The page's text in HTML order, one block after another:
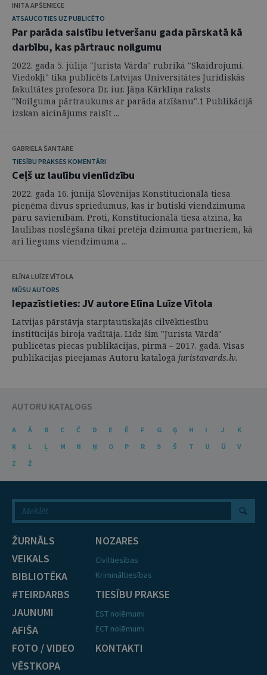
INITA APŠENIECE
ATSAUCOTIES UZ PUBLICĒTO
Par parāda saistību ietveršanu gada pārskatā kā
darbību, kas pārtrauc noilgumu
2022. gada 5. jūlija "Jurista Vārda" rubrikā "Skaidrojumi.
Viedokļi" tika publicēts Latvijas Universitātes Juridiskās
fakultātes profesora Dr. iur. Jāņa Kārkliņa raksts
"Noilguma pārtraukums ar parāda atzīšanu".1 Publikācijā
izskan aicinājums raisīt ...
GABRIELA ŠANTARE
TIESĪBU PRAKSES KOMENTĀRI
Ceļš uz laulību vienlīdzību
2022. gada 16. jūnijā Slovēnijas Konstitucionālā tiesa
pieņēma divus spriedumus, kas ir būtiski viendzimuma
pāru savienībām. Proti, Konstitucionālā tiesa atzina, ka
laulības noslēgšana tikai pretēja dzimuma partneriem, kā
arī liegums viendzimuma ...
ELĪNA LUĪZE VĪTOLA
MŪSU AUTORS
Iepazīstieties: JV autore Elīna Luīze Vītola
Latvijas pārstāvja starptautiskajās cilvēktiesību
institūcijās biroja vadītāja. Līdz šim "Jurista Vārdā"
publicētas piecas publikācijas, pirmā – 2017. gadā. Visas
publikācijas pieejamas Autoru katalogā juristavards.lv.
AUTORU KATALOGS
A Ā B C Č D E Ē F G Ģ H I J
K
Ķ
L Ļ M N Ņ O P R S Š T U Ū
V
Z
Ž
ŽURNĀLS
VEIKALS
BIBLIOTĒKA
#TEIRDARBS
JAUNUMI
AFIŠA
FOTO / VIDEO
VĒSTKOPA
NOZARES
Civiltiesības
Krimināltiesības
TIESĪBU PRAKSE
EST nolēmumi
ECT nolēmumi
KONTAKTI